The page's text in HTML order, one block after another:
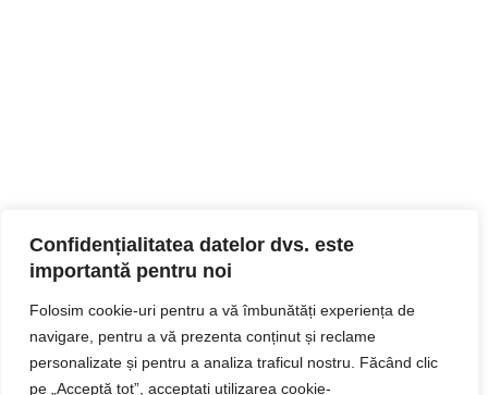
Confidențialitatea datelor dvs. este
importantă pentru noi
Folosim cookie-uri pentru a vă îmbunătăți experiența de
navigare, pentru a vă prezenta conținut și reclame
personalizate și pentru a analiza traficul nostru. Făcând clic
pe „Acceptă tot”, acceptați utilizarea cookie-